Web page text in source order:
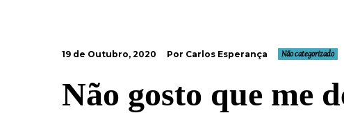
19 de Outubro, 2020 Por Carlos Esperança Não categorizado
Não gosto que me